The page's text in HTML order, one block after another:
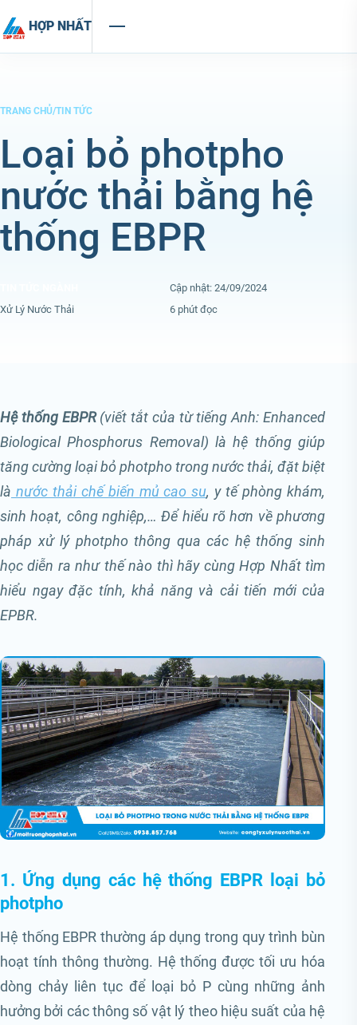
HỢP NHẤT
TRANG CHỦ/TIN TỨC
Loại bỏ photpho
nước thải bằng hệ
thống EBPR
Cập nhật: 24/09/2024
Xử Lý Nước Thải
6 phút đọc
Hệ thống EBPR(viết tắt của từ tiếng Anh: Enhanced
Biological Phosphorus Removal) là hệ thống giúp
tăng cường loại bỏ photpho trong nước thải, đặt biệt
là nước thải chế biến mủ cao su, y tế phòng khám,
sinh hoạt, công nghiệp,… Để hiểu rõ hơn về phương
pháp xử lý photpho thông qua các hệ thống sinh
học diễn ra như thế nào thì hãy cùng Hợp Nhất tìm
hiểu ngay đặc tính, khả năng và cải tiến mới của
EPBR.
1. Ứng dụng các hệ thống EBPR loại bỏ
photpho
Hệ thống EBPR thường áp dụng trong quy trình bùn
hoạt tính thông thường. Hệ thống được tối ưu hóa
dòng chảy liên tục để loại bỏ P cùng những ảnh
hưởng bởi các thông số vật lý theo hiệu suất của hệ